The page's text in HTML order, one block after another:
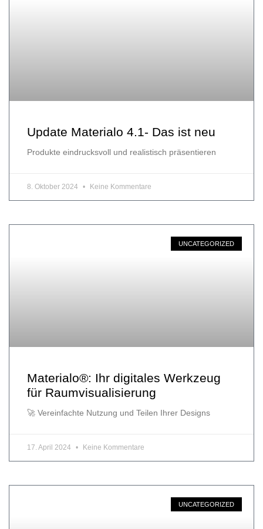
Update Materialo 4.1- Das ist neu
Produkte eindrucksvoll und realistisch präsentieren
8. Oktober 2024 Keine Kommentare
UNCATEGORIZED
Materialo®: Ihr digitales Werkzeug
für Raumvisualisierung
🚀 Vereinfachte Nutzung und Teilen Ihrer Designs
17. April 2024 Keine Kommentare
UNCATEGORIZED